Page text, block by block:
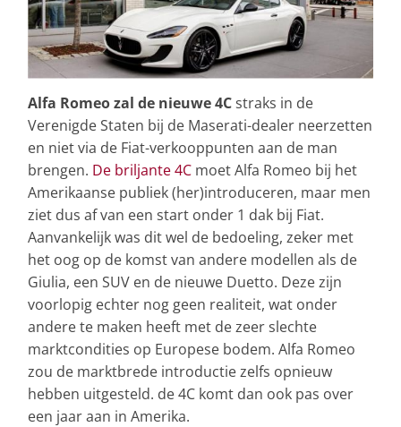
Alfa Romeo zal de nieuwe 4Cstraks in de
Verenigde Staten bij de Maserati-dealer neerzetten
en niet via de Fiat-verkooppunten aan de man
brengen. De briljante 4C moet Alfa Romeo bij het
Amerikaanse publiek (her)introduceren, maar men
ziet dus af van een start onder 1 dak bij Fiat.
Aanvankelijk was dit wel de bedoeling, zeker met
het oog op de komst van andere modellen als de
Giulia, een SUV en de nieuwe Duetto. Deze zijn
voorlopig echter nog geen realiteit, wat onder
andere te maken heeft met de zeer slechte
marktcondities op Europese bodem. Alfa Romeo
zou de marktbrede introductie zelfs opnieuw
hebben uitgesteld. de 4C komt dan ook pas over
een jaar aan in Amerika.